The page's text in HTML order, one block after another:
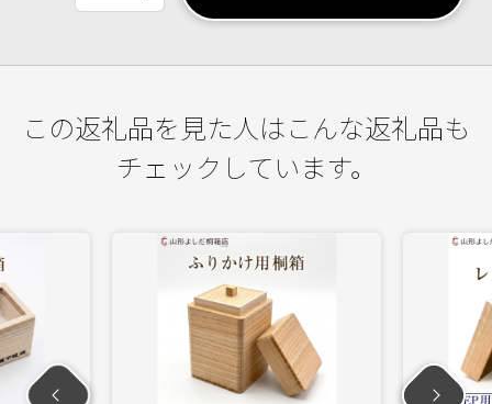
この返礼品を見た人はこんな返礼品も
チェックしています。